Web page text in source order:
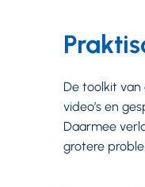
De toolkit
video’s en
Daarmee
grotere